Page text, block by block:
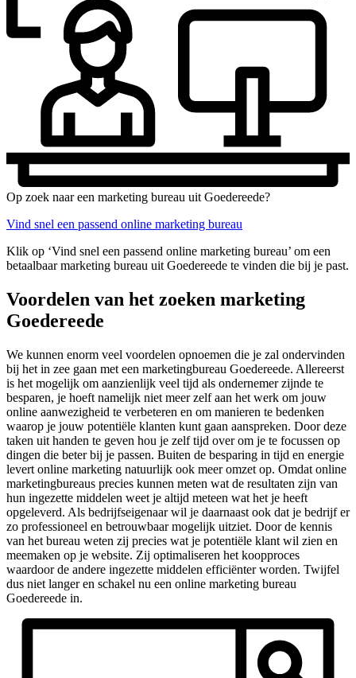
Op zoek naar een marketing bureau uit Goedereede?
Vind snel een passend online marketing bureau
Klik op ‘Vind snel een passend online marketing bureau’ om een
betaalbaar marketing bureau uit Goedereede te vinden die bij je past.
Voordelen van het zoeken marketing
Goedereede
We kunnen enorm veel voordelen opnoemen die je zal ondervinden
bij het in zee gaan met een marketingbureau Goedereede. Allereerst
is het mogelijk om aanzienlijk veel tijd als ondernemer zijnde te
besparen, je hoeft namelijk niet meer zelf aan het werk om jouw
online aanwezigheid te verbeteren en om manieren te bedenken
waarop je jouw potentiële klanten kunt gaan aanspreken. Door deze
taken uit handen te geven hou je zelf tijd over om je te focussen op
dingen die beter bij je passen. Buiten de besparing in tijd en energie
levert online marketing natuurlijk ook meer omzet op. Omdat online
marketingbureaus precies kunnen meten wat de resultaten zijn van
hun ingezette middelen weet je altijd meteen wat het je heeft
opgeleverd. Als bedrijfseigenaar wil je daarnaast ook dat je bedrijf er
zo professioneel en betrouwbaar mogelijk uitziet. Door de kennis
van het bureau weten zij precies wat je potentiële klant wil zien en
meemaken op je website. Zij optimaliseren het koopproces
waardoor de andere ingezette middelen efficiënter worden. Twijfel
dus niet langer en schakel nu een online marketing bureau
Goedereede in.